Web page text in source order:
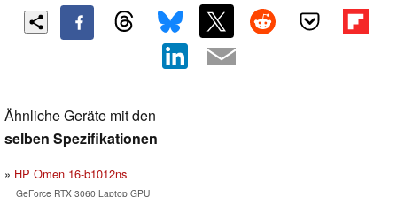
Ähnliche Geräte mit den
selben Spezifikationen
HP Omen 16-b1012ns
GeForce RTX 3060 Laptop GPU